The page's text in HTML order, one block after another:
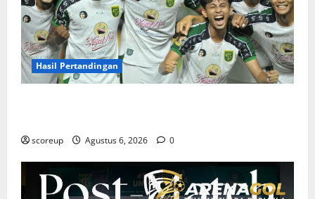
Hasil Pertandingan
scoreup Agustus 6, 2026 0